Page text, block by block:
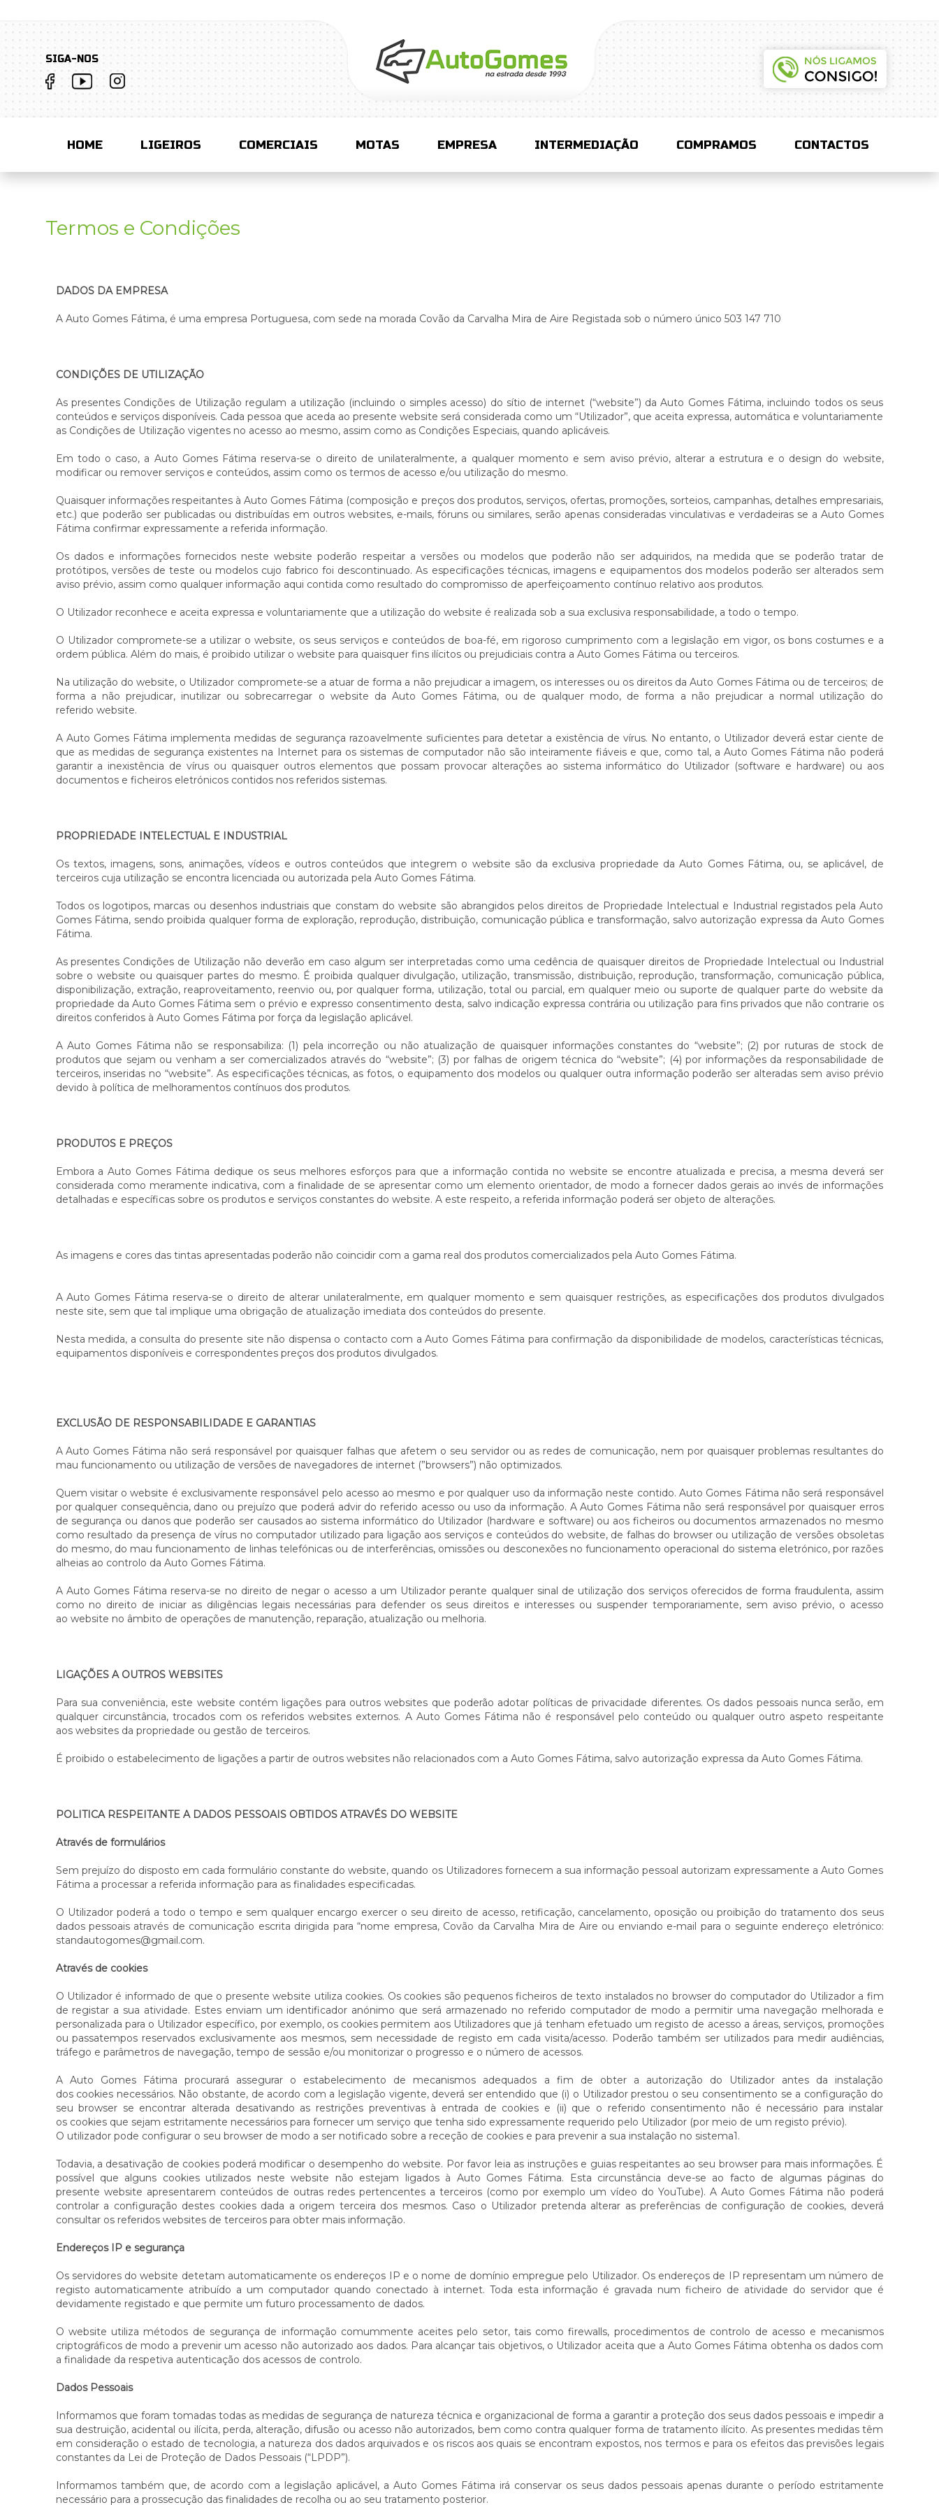
SIGA-NOS
HOME LIGEIROS COMERCIAIS MOTAS EMPRESA INTERMEDIAÇÃO COMPRAMOS CONTACTOS
Termos e Condições
DADOS DA EMPRESA
A Auto Gomes Fátima, é uma empresa Portuguesa, com sede na morada Covão da Carvalha Mira de Aire Registada sob o número único 503 147 710
CONDIÇÕES DE UTILIZAÇÃO
As presentes Condições de Utilização regulam a utilização (incluindo o simples acesso) do sítio de internet (“website”) da Auto Gomes Fátima, incluindo todos os seus
conteúdos e serviços disponíveis. Cada pessoa que aceda ao presente website será considerada como um “Utilizador”, que aceita expressa, automática e voluntariamente
as Condições de Utilização vigentes no acesso ao mesmo, assim como as Condições Especiais, quando aplicáveis.
Em todo o caso, a Auto Gomes Fátima reserva-se o direito de unilateralmente, a qualquer momento e sem aviso prévio, alterar a estrutura e o design do website,
modificar ou remover serviços e conteúdos, assim como os termos de acesso e/ou utilização do mesmo.
Quaisquer informações respeitantes à Auto Gomes Fátima (composição e preços dos produtos, serviços, ofertas, promoções, sorteios, campanhas, detalhes empresariais,
etc.) que poderão ser publicadas ou distribuídas em outros websites, e-mails, fóruns ou similares, serão apenas consideradas vinculativas e verdadeiras se a Auto Gomes
Fátima confirmar expressamente a referida informação.
Os dados e informações fornecidos neste website poderão respeitar a versões ou modelos que poderão não ser adquiridos, na medida que se poderão tratar de
protótipos, versões de teste ou modelos cujo fabrico foi descontinuado. As especificações técnicas, imagens e equipamentos dos modelos poderão ser alterados sem
aviso prévio, assim como qualquer informação aqui contida como resultado do compromisso de aperfeiçoamento contínuo relativo aos produtos.
O Utilizador reconhece e aceita expressa e voluntariamente que a utilização do website é realizada sob a sua exclusiva responsabilidade, a todo o tempo.
O Utilizador compromete-se a utilizar o website, os seus serviços e conteúdos de boa-fé, em rigoroso cumprimento com a legislação em vigor, os bons costumes e a
ordem pública. Além do mais, é proibido utilizar o website para quaisquer fins ilícitos ou prejudiciais contra a Auto Gomes Fátima ou terceiros.
Na utilização do website, o Utilizador compromete-se a atuar de forma a não prejudicar a imagem, os interesses ou os direitos da Auto Gomes Fátima ou de terceiros; de
forma a não prejudicar, inutilizar ou sobrecarregar o website da Auto Gomes Fátima, ou de qualquer modo, de forma a não prejudicar a normal utilização do
referido website.
A Auto Gomes Fátima implementa medidas de segurança razoavelmente suficientes para detetar a existência de vírus. No entanto, o Utilizador deverá estar ciente de
que as medidas de segurança existentes na Internet para os sistemas de computador não são inteiramente fiáveis e que, como tal, a Auto Gomes Fátima não poderá
garantir a inexistência de vírus ou quaisquer outros elementos que possam provocar alterações ao sistema informático do Utilizador (software e hardware) ou aos
documentos e ficheiros eletrónicos contidos nos referidos sistemas.
PROPRIEDADE INTELECTUAL E INDUSTRIAL
Os textos, imagens, sons, animações, vídeos e outros conteúdos que integrem o website são da exclusiva propriedade da Auto Gomes Fátima, ou, se aplicável, de
terceiros cuja utilização se encontra licenciada ou autorizada pela Auto Gomes Fátima.
Todos os logotipos, marcas ou desenhos industriais que constam do website são abrangidos pelos direitos de Propriedade Intelectual e Industrial registados pela Auto
Gomes Fátima, sendo proibida qualquer forma de exploração, reprodução, distribuição, comunicação pública e transformação, salvo autorização expressa da Auto Gomes
Fátima.
As presentes Condições de Utilização não deverão em caso algum ser interpretadas como uma cedência de quaisquer direitos de Propriedade Intelectual ou Industrial
sobre o website ou quaisquer partes do mesmo. É proibida qualquer divulgação, utilização, transmissão, distribuição, reprodução, transformação, comunicação pública,
disponibilização, extração, reaproveitamento, reenvio ou, por qualquer forma, utilização, total ou parcial, em qualquer meio ou suporte de qualquer parte do website da
propriedade da Auto Gomes Fátima sem o prévio e expresso consentimento desta, salvo indicação expressa contrária ou utilização para fins privados que não contrarie os
direitos conferidos à Auto Gomes Fátima por força da legislação aplicável.
A Auto Gomes Fátima não se responsabiliza: (1) pela incorreção ou não atualização de quaisquer informações constantes do “website”; (2) por ruturas de stock de
produtos que sejam ou venham a ser comercializados através do “website”; (3) por falhas de origem técnica do “website”; (4) por informações da responsabilidade de
terceiros, inseridas no “website”. As especificações técnicas, as fotos, o equipamento dos modelos ou qualquer outra informação poderão ser alteradas sem aviso prévio
devido à política de melhoramentos contínuos dos produtos.
PRODUTOS E PREÇOS
Embora a Auto Gomes Fátima dedique os seus melhores esforços para que a informação contida no website se encontre atualizada e precisa, a mesma deverá ser
considerada como meramente indicativa, com a finalidade de se apresentar como um elemento orientador, de modo a fornecer dados gerais ao invés de informações
detalhadas e específicas sobre os produtos e serviços constantes do website. A este respeito, a referida informação poderá ser objeto de alterações.
As imagens e cores das tintas apresentadas poderão não coincidir com a gama real dos produtos comercializados pela Auto Gomes Fátima.
A Auto Gomes Fátima reserva-se o direito de alterar unilateralmente, em qualquer momento e sem quaisquer restrições, as especificações dos produtos divulgados
neste site, sem que tal implique uma obrigação de atualização imediata dos conteúdos do presente.
Nesta medida, a consulta do presente site não dispensa o contacto com a Auto Gomes Fátima para confirmação da disponibilidade de modelos, características técnicas,
equipamentos disponíveis e correspondentes preços dos produtos divulgados.
EXCLUSÃO DE RESPONSABILIDADE E GARANTIAS
A Auto Gomes Fátima não será responsável por quaisquer falhas que afetem o seu servidor ou as redes de comunicação, nem por quaisquer problemas resultantes do
mau funcionamento ou utilização de versões de navegadores de internet (”browsers”) não optimizados.
Quem visitar o website é exclusivamente responsável pelo acesso ao mesmo e por qualquer uso da informação neste contido. Auto Gomes Fátima não será responsável
por qualquer consequência, dano ou prejuízo que poderá advir do referido acesso ou uso da informação. A Auto Gomes Fátima não será responsável por quaisquer erros
de segurança ou danos que poderão ser causados ao sistema informático do Utilizador (hardware e software) ou aos ficheiros ou documentos armazenados no mesmo
como resultado da presença de vírus no computador utilizado para ligação aos serviços e conteúdos do website, de falhas do browser ou utilização de versões obsoletas
do mesmo, do mau funcionamento de linhas telefónicas ou de interferências, omissões ou desconexões no funcionamento operacional do sistema eletrónico, por razões
alheias ao controlo da Auto Gomes Fátima.
A Auto Gomes Fátima reserva-se no direito de negar o acesso a um Utilizador perante qualquer sinal de utilização dos serviços oferecidos de forma fraudulenta, assim
como no direito de iniciar as diligências legais necessárias para defender os seus direitos e interesses ou suspender temporariamente, sem aviso prévio, o acesso
ao website no âmbito de operações de manutenção, reparação, atualização ou melhoria.
LIGAÇÕES A OUTROS WEBSITES
Para sua conveniência, este website contém ligações para outros websites que poderão adotar políticas de privacidade diferentes. Os dados pessoais nunca serão, em
qualquer circunstância, trocados com os referidos websites externos. A Auto Gomes Fátima não é responsável pelo conteúdo ou qualquer outro aspeto respeitante
aos websites da propriedade ou gestão de terceiros.
É proibido o estabelecimento de ligações a partir de outros websites não relacionados com a Auto Gomes Fátima, salvo autorização expressa da Auto Gomes Fátima.
POLITICA RESPEITANTE A DADOS PESSOAIS OBTIDOS ATRAVÉS DO WEBSITE
Através de formulários
Sem prejuízo do disposto em cada formulário constante do website, quando os Utilizadores fornecem a sua informação pessoal autorizam expressamente a Auto Gomes
Fátima a processar a referida informação para as finalidades especificadas.
O Utilizador poderá a todo o tempo e sem qualquer encargo exercer o seu direito de acesso, retificação, cancelamento, oposição ou proibição do tratamento dos seus
dados pessoais através de comunicação escrita dirigida para “nome empresa, Covão da Carvalha Mira de Aire ou enviando e-mail para o seguinte endereço eletrónico:
standautogomes@gmail.com.
Através de cookies
O Utilizador é informado de que o presente website utiliza cookies. Os cookies são pequenos ficheiros de texto instalados no browser do computador do Utilizador a fim
de registar a sua atividade. Estes enviam um identificador anónimo que será armazenado no referido computador de modo a permitir uma navegação melhorada e
personalizada para o Utilizador específico, por exemplo, os cookies permitem aos Utilizadores que já tenham efetuado um registo de acesso a áreas, serviços, promoções
ou passatempos reservados exclusivamente aos mesmos, sem necessidade de registo em cada visita/acesso. Poderão também ser utilizados para medir audiências,
tráfego e parâmetros de navegação, tempo de sessão e/ou monitorizar o progresso e o número de acessos.
A Auto Gomes Fátima procurará assegurar o estabelecimento de mecanismos adequados a fim de obter a autorização do Utilizador antes da instalação
dos cookies necessários. Não obstante, de acordo com a legislação vigente, deverá ser entendido que (i) o Utilizador prestou o seu consentimento se a configuração do
seu browser se encontrar alterada desativando as restrições preventivas à entrada de cookies e (ii) que o referido consentimento não é necessário para instalar
os cookies que sejam estritamente necessários para fornecer um serviço que tenha sido expressamente requerido pelo Utilizador (por meio de um registo prévio).
O utilizador pode configurar o seu browser de modo a ser notificado sobre a receção de cookies e para prevenir a sua instalação no sistema1.
Todavia, a desativação de cookies poderá modificar o desempenho do website. Por favor leia as instruções e guias respeitantes ao seu browser para mais informações. É
possível que alguns cookies utilizados neste website não estejam ligados à Auto Gomes Fátima. Esta circunstância deve-se ao facto de algumas páginas do
presente website apresentarem conteúdos de outras redes pertencentes a terceiros (como por exemplo um vídeo do YouTube). A Auto Gomes Fátima não poderá
controlar a configuração destes cookies dada a origem terceira dos mesmos. Caso o Utilizador pretenda alterar as preferências de configuração de cookies, deverá
consultar os referidos websites de terceiros para obter mais informação.
Endereços IP e segurança
Os servidores do website detetam automaticamente os endereços IP e o nome de domínio empregue pelo Utilizador. Os endereços de IP representam um número de
registo automaticamente atribuído a um computador quando conectado à internet. Toda esta informação é gravada num ficheiro de atividade do servidor que é
devidamente registado e que permite um futuro processamento de dados.
O website utiliza métodos de segurança de informação comummente aceites pelo setor, tais como firewalls, procedimentos de controlo de acesso e mecanismos
criptográficos de modo a prevenir um acesso não autorizado aos dados. Para alcançar tais objetivos, o Utilizador aceita que a Auto Gomes Fátima obtenha os dados com
a finalidade da respetiva autenticação dos acessos de controlo.
Dados Pessoais
Informamos que foram tomadas todas as medidas de segurança de natureza técnica e organizacional de forma a garantir a proteção dos seus dados pessoais e impedir a
sua destruição, acidental ou ilícita, perda, alteração, difusão ou acesso não autorizados, bem como contra qualquer forma de tratamento ilícito. As presentes medidas têm
em consideração o estado de tecnologia, a natureza dos dados arquivados e os riscos aos quais se encontram expostos, nos termos e para os efeitos das previsões legais
constantes da Lei de Proteção de Dados Pessoais (“LPDP”).
Informamos também que, de acordo com a legislação aplicável, a Auto Gomes Fátima irá conservar os seus dados pessoais apenas durante o período estritamente
necessário para a prossecução das finalidades de recolha ou ao seu tratamento posterior.